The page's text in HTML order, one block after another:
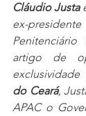
Cláudio Justa
ex-
artigo de
do Ceará,
APAC o